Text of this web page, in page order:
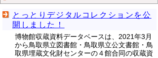
とっとりデジタルコレクションを公
開しました！
博物館収蔵資料データベースは、2021年3月
から鳥取県立図書館・鳥取県立公文書館・鳥
取県埋蔵文化財センターの４館合同の収蔵資